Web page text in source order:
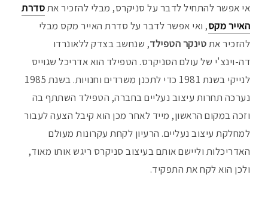
אי אפשר להתחיל לדבר על סניקרס, מבלי להזכיר אתסדרת
האייר מקס, ואי אפשר לדבר על סדרת האייר מקס מבלי
להזכיר אתטינקר הטפילד, שנחשב בצדק ללאונרדו
דה-וינצ'י של עולם הסניקרס. הטפילד הוא אדריכל שגוייס
לנייקי בשנת 1981 כדי לתכנן משרדים וחנויות. בשנת 1985
נערכה תחרות עיצוב נעליים בחברה, הטפילד השתתף בה
וזכה במקום הראשון, מייד לאחר מכן הוא קיבל הצעה לעבור
למחלקת עיצוב נעליים. הרעיון לקחת עקרונות מעולם
האדריכלות וליישם אותם בעיצוב סניקרס ריגש אותו מאוד,
ולכן הוא לקח את התפקיד.